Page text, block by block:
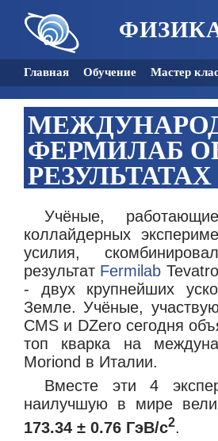
Главная Обучение Мастер
ФЕРМИЛАБ
РЕЗУЛЬТАТАХ
Учёные,
коллайдерных
усилия,
результат Fermilab
- двух крупнейших
Земле. Учёные,
CMS и DZero сегодня
топ кварка на
Moriond в Италии.
Вместе эти 4
наилучшую в мире
173.34 ± 0.76 ГэВ/c2.